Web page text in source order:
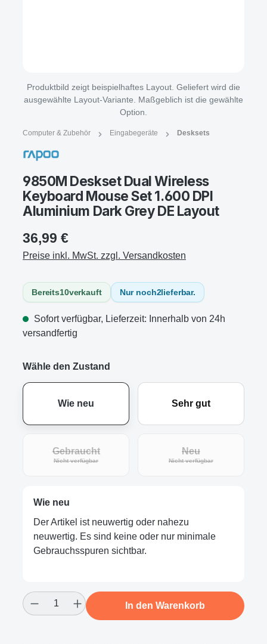
Produktbild zeigt beispielhaftes Layout. Geliefert wird die
ausgewählte Layout-Variante. Maßgeblich ist die gewählte
Option.
Computer & Zubehör Eingabegeräte Desksets
9850M Deskset Dual Wireless
Keyboard Mouse Set 1.600 DPI
Aluminium Dark Grey DE Layout
36,99 €
Preise inkl. MwSt. zzgl. Versandkosten
Bereits10verkauft Nur noch2lieferbar.
Sofort verfügbar, Lieferzeit: Innerhalb von 24h
versandfertig
Wähle den Zustand
Wie neu Sehr gut
Gebraucht
Nicht verfügbar(Diese Option ist zurzeit nicht verfügbar.)
Neu
Nicht verfügbar(Diese Option ist
Wie neu
Der Artikel ist neuwertig oder nahezu
neuwertig. Es sind keine oder nur minimale
Gebrauchsspuren sichtbar.
Produkt Anzahl: Gib den gewünschten
In den Warenkorb